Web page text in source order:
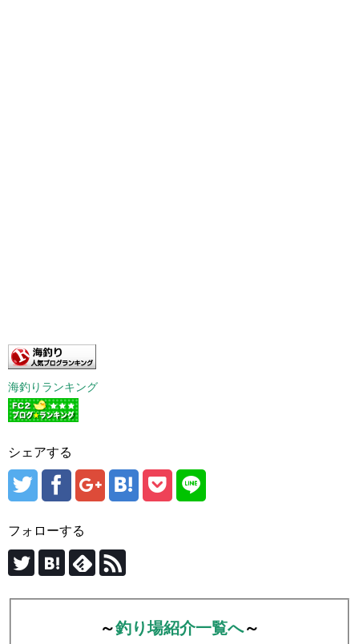
海釣りランキング
シェアする
フォローする
～釣り場紹介一覧へ～